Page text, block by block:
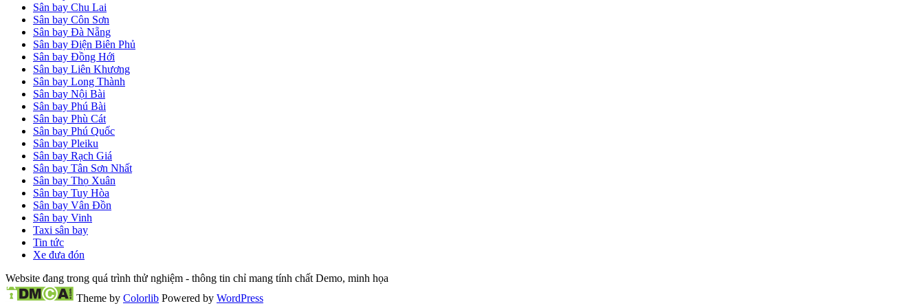
Sân bay Chu Lai
Sân bay Côn Sơn
Sân bay Đà Nẵng
Sân bay Điện Biên Phủ
Sân bay Đồng Hới
Sân bay Liên Khương
Sân bay Long Thành
Sân bay Nội Bài
Sân bay Phú Bài
Sân bay Phù Cát
Sân bay Phú Quốc
Sân bay Pleiku
Sân bay Rạch Giá
Sân bay Tân Sơn Nhất
Sân bay Thọ Xuân
Sân bay Tuy Hòa
Sân bay Vân Đồn
Sân bay Vinh
Taxi sân bay
Tin tức
Xe đưa đón
Website đang trong quá trình thử nghiệm - thông tin chỉ mang tính chất Demo, minh họa
Theme by Colorlib Powered by WordPress